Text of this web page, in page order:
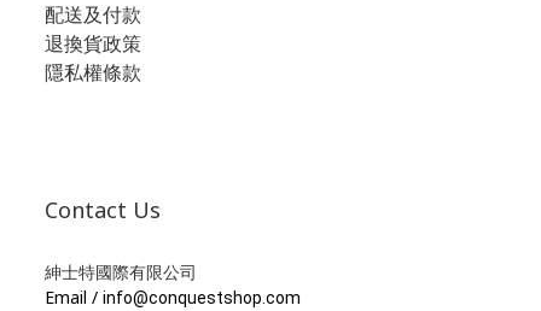
配送及付款
退換貨政策
隱私權條款
Contact Us
紳士特國際有限公司
Email / info@conquestshop.com